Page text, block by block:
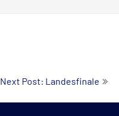
Next Post: Landesfinale